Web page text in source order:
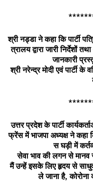
श्री नड्डा ने कहा कि पार्टी
त्रालय द्वारा जारी निर्देशोंतथा
जानकारी प्रस्
श्री नरेन्द्र मोदी एवं पार्टी के
उत्तर प्रदेश के पार्टी
फ्रेंस में भाजपा अध्यक्ष ने कहा
स घड़ी में
सेवा भाव की लगन से मानव
मैं उन्हें इसके लिए हृदय से
ले जाना है,कोरोना